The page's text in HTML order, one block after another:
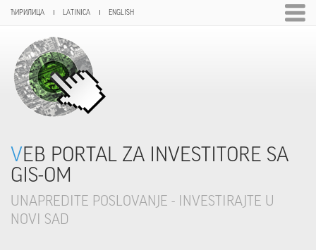
ЋИРИЛИЦА LATINICA ENGLISH
VEB PORTAL ZA INVESTITORE SA
GIS-OM
UNAPREDITE POSLOVANJE - INVESTIRAJTE U
NOVI SAD